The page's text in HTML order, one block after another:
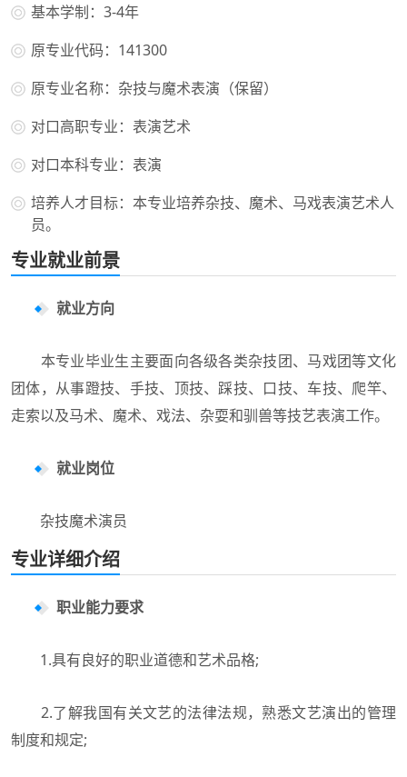
基本学制：3-4年
原专业代码：141300
原专业名称：杂技与魔术表演（保留）
对口高职专业：表演艺术
对口本科专业：表演
培养人才目标：本专业培养杂技、魔术、马戏表演艺术人
员。
专业就业前景
就业方向
本专业毕业生主要面向各级各类杂技团、马戏团等文化
团体，从事蹬技、手技、顶技、踩技、口技、车技、爬竿、
走索以及马术、魔术、戏法、杂耍和驯兽等技艺表演工作。
就业岗位
杂技魔术演员
专业详细介绍
职业能力要求
1.具有良好的职业道德和艺术品格;
2.了解我国有关文艺的法律法规，熟悉文艺演出的管理
制度和规定;